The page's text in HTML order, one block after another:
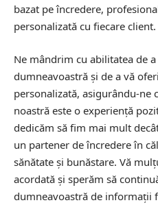
bazat pe încredere,
personalizată cu fiecare client.
Ne mândrim cu abilitatea de
dumneavoastră și de a vă
personalizată, asigurându-ne
noastră este o experiență
dedicăm să fim mai mult
un partener de încredere în
sănătate și bunăstare. Vă
acordată și sperăm să
dumneavoastră de informații